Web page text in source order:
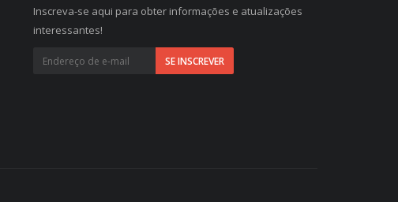
Inscreva-se aqui para obter informações e atualizações
interessantes!